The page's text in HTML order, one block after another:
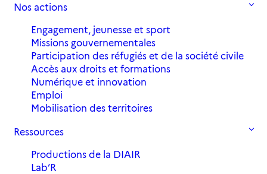
Nos actions
Engagement, jeunesse et sport
Missions gouvernementales
Participation des réfugiés et de la société civile
Accès aux droits et formations
Numérique et innovation
Emploi
Mobilisation des territoires
Ressources
Productions de la DIAIR
Lab’R
#3 Portrait – Lauréat de
l’Académie : Adam
Du haut de ses 21 ans, Adam a déjà une
longue vie d’exil derrière lui.
4 juin 2021 in Portrait
En octobre 2020, la Diair s’est associée au